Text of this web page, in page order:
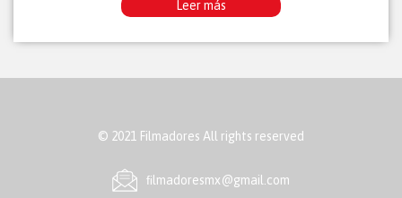
Leer más
© 2021 Filmadores All rights reserved
ﬁlmadoresmx@gmail.com